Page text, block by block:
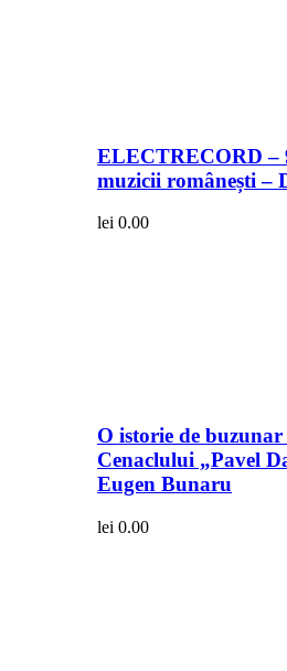
ELECTRECORD –
muzicii românești –
lei 0.00
O istorie de
Cenaclului „Pavel
Eugen Bunaru
lei 0.00